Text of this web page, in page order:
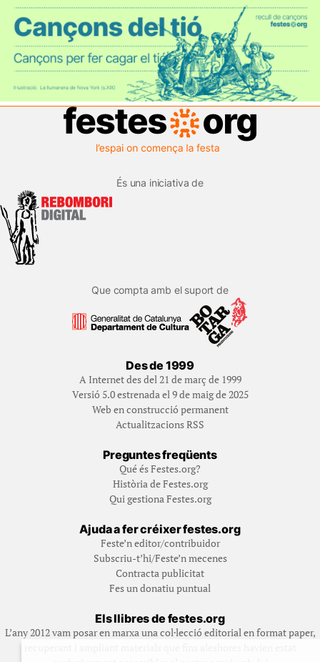
És una iniciativa de
Que compta amb el suport de
Des de 1999
A Internet des del 21 de març de 1999
Versió 5.0 estrenada el 9 de maig de 2025
Web en construcció permanent
Actualitzacions RSS
Preguntes freqüents
Qué és Festes.org?
Història de Festes.org
Qui gestiona Festes.org
Ajuda a fer créixer festes.org
Feste’n editor/contribuidor
Subscriu-t’hi/Feste’n mecenes
Contracta publicitat
Fes un donatiu puntual
Els llibres de festes.org
L’any 2012 vam posar en marxa una col·lecció editorial en format paper,